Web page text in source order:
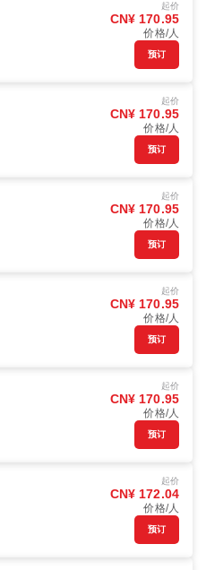
起价
CN¥ 170.95
价格/人
预订
起价
CN¥ 170.95
价格/人
预订
起价
CN¥ 170.95
价格/人
预订
起价
CN¥ 170.95
价格/人
预订
起价
CN¥ 170.95
价格/人
预订
起价
CN¥ 172.04
价格/人
预订